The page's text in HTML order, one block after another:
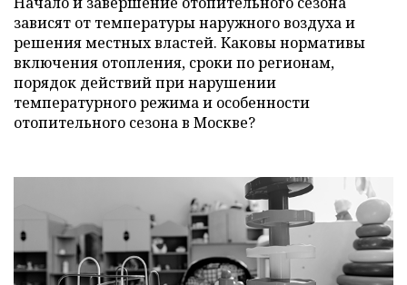
зависят от температуры наружного воздуха и
решения местных властей. Каковы нормативы
включения отопления, сроки по регионам,
порядок действий при нарушении
температурного режима и особенности
отопительного сезона в Москве?